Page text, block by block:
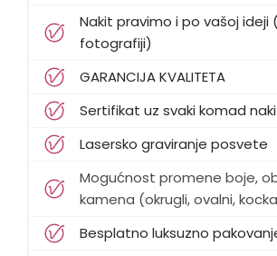
Nakit pravimo i po vašoj ideji
fotografiji)
GARANCIJA KVALITETA
Sertifikat uz svaki komad
Lasersko graviranje posvete
Mogućnost promene boje,
kamena (okrugli, ovalni,
Besplatno luksuzno